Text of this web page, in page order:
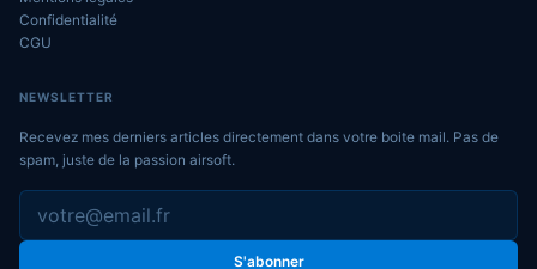
Confidentialité
CGU
NEWSLETTER
Recevez mes derniers articles directement dans votre boite mail. Pas de
spam, juste de la passion airsoft.
S'abonner